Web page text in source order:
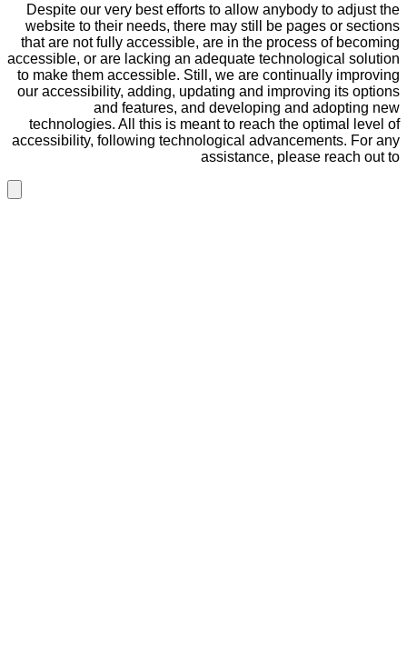
Despite our very best efforts to allow anybody to adjust the
website to their needs, there may still be pages or sections
that are not fully accessible, are in the process of becoming
accessible, or are lacking an adequate technological solution
to make them accessible. Still, we are continually improving
our accessibility, adding, updating and improving its options
and features, and developing and adopting new
technologies. All this is meant to reach the optimal level of
accessibility, following technological advancements. For any
assistance, please reach out to